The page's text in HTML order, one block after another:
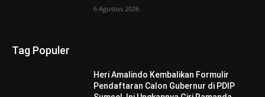
6 Agustus 2026
Tag Populer
Heri Amalindo Kembalikan Formulir
Pendaftaran Calon Gubernur di PDIP